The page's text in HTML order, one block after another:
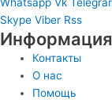
Skype Viber Rss
Информация
Контакты
О нас
Помощь